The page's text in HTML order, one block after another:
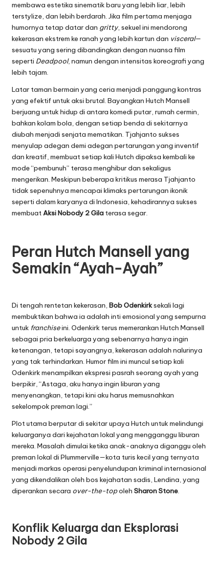
membawa estetika sinematik baru yang lebih liar, lebih
terstylize, dan lebih berdarah. Jika film pertama menjaga
humornya tetap datar dan gritty, sekuel ini mendorong
kekerasan ekstrem ke ranah yang lebih kartun dan visceral—
sesuatu yang sering dibandingkan dengan nuansa film
seperti Deadpool, namun dengan intensitas koreografi yang
lebih tajam.
Latar taman bermain yang ceria menjadi panggung kontras
yang efektif untuk aksi brutal. Bayangkan Hutch Mansell
berjuang untuk hidup di antara komedi putar, rumah cermin,
bahkan kolam bola, dengan setiap benda di sekitarnya
diubah menjadi senjata mematikan. Tjahjanto sukses
menyulap adegan demi adegan pertarungan yang inventif
dan kreatif, membuat setiap kali Hutch dipaksa kembali ke
mode “pembunuh” terasa menghibur dan sekaligus
mengerikan. Meskipun beberapa kritikus merasa Tjahjanto
tidak sepenuhnya mencapai klimaks pertarungan ikonik
seperti dalam karyanya di Indonesia, kehadirannya sukses
membuat Aksi Nobody 2 Gila terasa segar.
Peran Hutch Mansell yang
Semakin “Ayah-Ayah”
Di tengah rentetan kekerasan, Bob Odenkirksekali lagi
membuktikan bahwa ia adalah inti emosional yang sempurna
untuk franchiseini. Odenkirk terus memerankan Hutch Mansell
sebagai pria berkeluarga yang sebenarnya hanya ingin
ketenangan, tetapi sayangnya, kekerasan adalah nalurinya
yang tak terhindarkan. Humor film ini muncul setiap kali
Odenkirk menampilkan ekspresi pasrah seorang ayah yang
berpikir, “Astaga, aku hanya ingin liburan yang
menyenangkan, tetapi kini aku harus memusnahkan
sekelompok preman lagi.”
Plot utama berputar di sekitar upaya Hutch untuk melindungi
keluarganya dari kejahatan lokal yang mengganggu liburan
mereka. Masalah dimulai ketika anak-anaknya diganggu oleh
preman lokal di Plummerville—kota turis kecil yang ternyata
menjadi markas operasi penyelundupan kriminal internasional
yang dikendalikan oleh bos kejahatan sadis, Lendina, yang
diperankan secara over-the-topoleh Sharon Stone
Konflik Keluarga dan Eksplorasi
Nobody 2 Gila